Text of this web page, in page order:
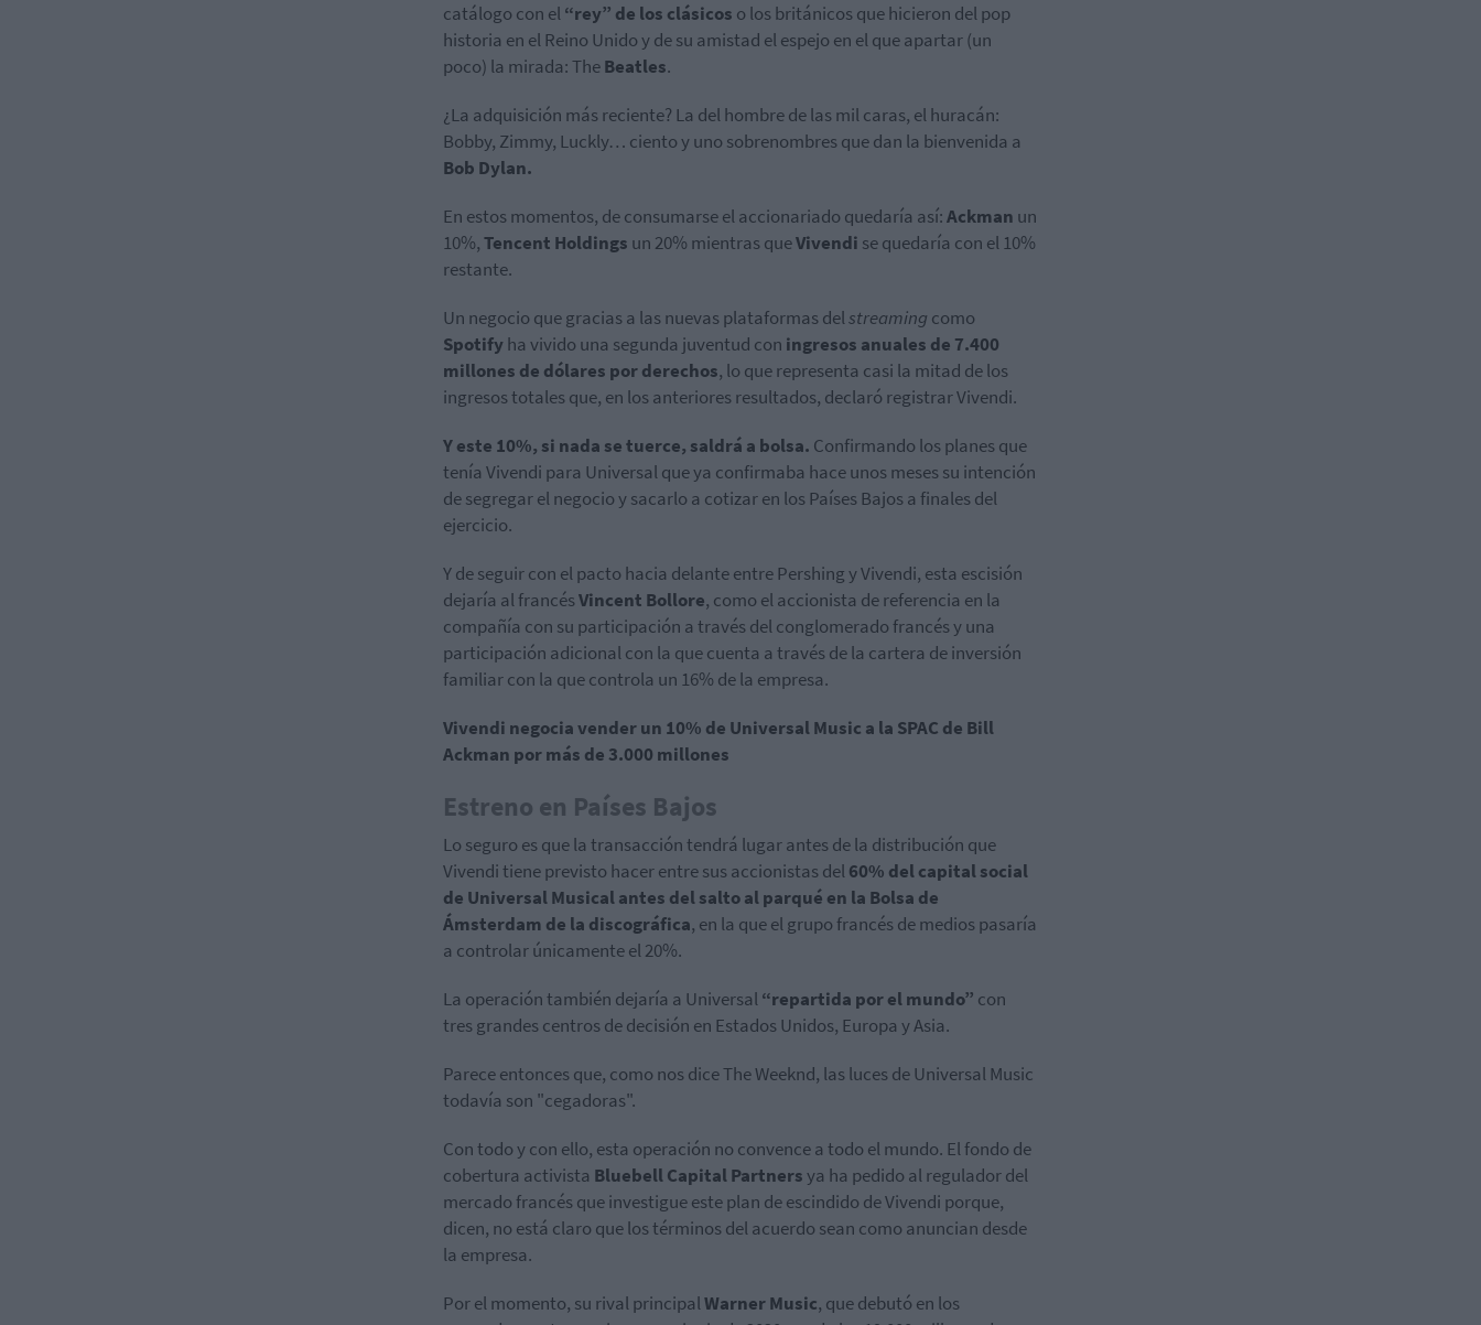
catálogo con el“rey” de los clásicos o los británicos que hicieron del pop
historia en el Reino Unido y de su amistad el espejo en el que apartar (un
poco) la mirada: TheBeatles.
¿La adquisición más reciente? La del hombre de las mil caras, el huracán:
Bobby, Zimmy, Luckly… ciento y uno sobrenombres que dan la bienvenida a
Bob Dylan.
En estos momentos, de consumarse el accionariado quedaría así:Ackman un
10%,Tencent Holdings un 20% mientras queVivendi se quedaría con el 10%
restante.
Un negocio que gracias a las nuevas plataformas delstreaming como
Spotifyha vivido una segunda juventud con ingresos anuales de 7.400
millones de dólares por derechos, lo que representa casi la mitad de los
ingresos totales que, en los anteriores resultados, declaró registrar Vivendi.
Y este 10%, si nada se tuerce, saldrá a bolsa. Confirmando los planes que
tenía Vivendi para Universal que ya confirmaba hace unos meses su intención
de segregar el negocio y sacarlo a cotizar en los Países Bajos a finales del
ejercicio.
Y de seguir con el pacto hacia delante entre Pershing y Vivendi, esta escisión
dejaría al francésVincent Bollore, como el accionista de referencia en la
compañía con su participación a través del conglomerado francés y una
participación adicional con la que cuenta a través de la cartera de inversión
familiar con la que controla un 16% de la empresa.
Vivendi negocia vender un 10% de Universal Music a la SPAC de Bill
Ackman por más de 3.000 millones
Estreno en Países Bajos
Lo seguro es que la transacción tendrá lugar antes de la distribución que
Vivendi tiene previsto hacer entre sus accionistas del60% del capital social
de Universal Musical antes del salto al parqué en la Bolsa de
Ámsterdam de la discográfica, en la que el grupo francés de medios pasaría
a controlar únicamente el 20%.
La operación también dejaría a Universal“repartida por el mundo” con
tres grandes centros de decisión en Estados Unidos, Europa y Asia.
Parece entonces que, como nos dice The Weeknd, las luces de Universal Music
todavía son "cegadoras".
Con todo y con ello, esta operación no convence a todo el mundo. El fondo de
cobertura activista Bluebell Capital Partnersya ha pedido al regulador del
mercado francés que investigue este plan de escindido de Vivendi porque,
dicen, no está claro que los términos del acuerdo sean como anuncian desde
la empresa.
Por el momento, su rival principalWarner Music, que debutó en los